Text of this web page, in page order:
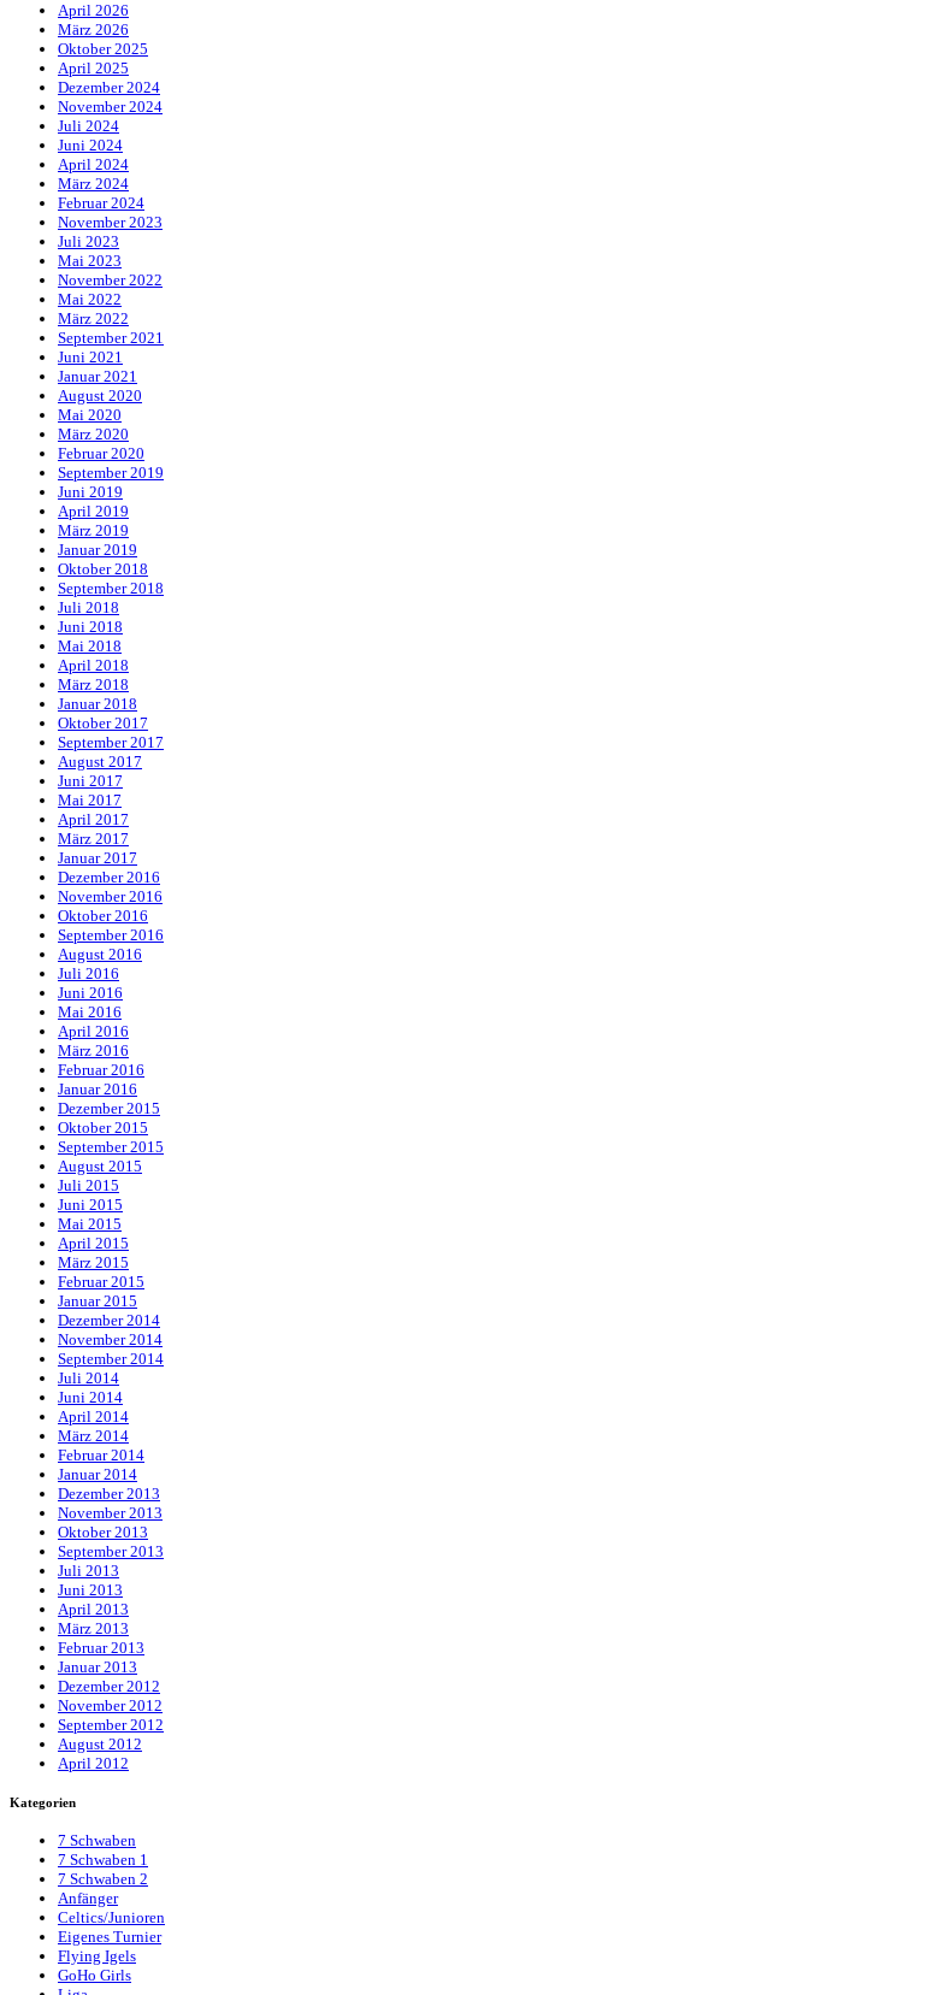
April 2026
März 2026
Oktober 2025
April 2025
Dezember 2024
November 2024
Juli 2024
Juni 2024
April 2024
März 2024
Februar 2024
November 2023
Juli 2023
Mai 2023
November 2022
Mai 2022
März 2022
September 2021
Juni 2021
Januar 2021
August 2020
Mai 2020
März 2020
Februar 2020
September 2019
Juni 2019
April 2019
März 2019
Januar 2019
Oktober 2018
September 2018
Juli 2018
Juni 2018
Mai 2018
April 2018
März 2018
Januar 2018
Oktober 2017
September 2017
August 2017
Juni 2017
Mai 2017
April 2017
März 2017
Januar 2017
Dezember 2016
November 2016
Oktober 2016
September 2016
August 2016
Juli 2016
Juni 2016
Mai 2016
April 2016
März 2016
Februar 2016
Januar 2016
Dezember 2015
Oktober 2015
September 2015
August 2015
Juli 2015
Juni 2015
Mai 2015
April 2015
März 2015
Februar 2015
Januar 2015
Dezember 2014
November 2014
September 2014
Juli 2014
Juni 2014
April 2014
März 2014
Februar 2014
Januar 2014
Dezember 2013
November 2013
Oktober 2013
September 2013
Juli 2013
Juni 2013
April 2013
März 2013
Februar 2013
Januar 2013
Dezember 2012
November 2012
September 2012
August 2012
April 2012
Kategorien
7 Schwaben
7 Schwaben 1
7 Schwaben 2
Anfänger
Celtics/Junioren
Eigenes Turnier
Flying Igels
GoHo Girls